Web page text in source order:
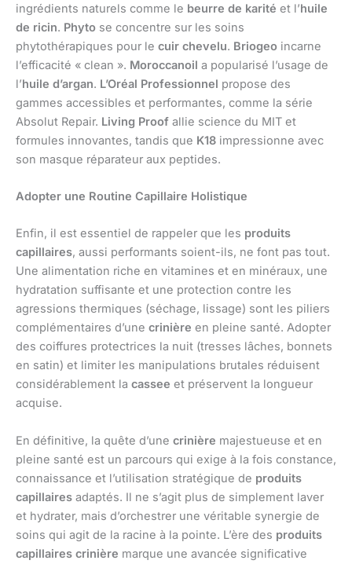
ingrédients naturels comme le beurre de karité et l’huile
de ricin. Phyto se concentre sur les soins
phytothérapiques pour le cuir chevelu. Briogeo incarne
l’efficacité « clean ». Moroccanoil a popularisé l’usage de
l’huile d’argan. L’Oréal Professionnel propose des
gammes accessibles et performantes, comme la série
Absolut Repair. Living Proof allie science du MIT et
formules innovantes, tandis que K18 impressionne avec
son masque réparateur aux peptides.
Adopter une Routine Capillaire Holistique
Enfin, il est essentiel de rappeler que les produits
capillaires, aussi performants soient-ils, ne font pas tout.
Une alimentation riche en vitamines et en minéraux, une
hydratation suffisante et une protection contre les
agressions thermiques (séchage, lissage) sont les piliers
complémentaires d’une crinière en pleine santé. Adopter
des coiffures protectrices la nuit (tresses lâches, bonnets
en satin) et limiter les manipulations brutales réduisent
considérablement la cassee et préservent la longueur
acquise.
En définitive, la quête d’une crinière majestueuse et en
pleine santé est un parcours qui exige à la fois constance,
connaissance et l’utilisation stratégique de produits
capillaires adaptés. Il ne s’agit plus de simplement laver
et hydrater, mais d’orchestrer une véritable synergie de
soins qui agit de la racine à la pointe. L’ère des produits
capillaires crinière marque une avancée significative